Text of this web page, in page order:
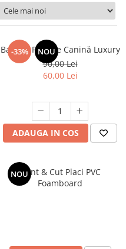
-33% NOU
Banner Frizerie Canină Luxury
90,00 Lei
60,00 Lei
ADAUGA IN COS
NOUPrint & Cut Placi PVC
Foamboard